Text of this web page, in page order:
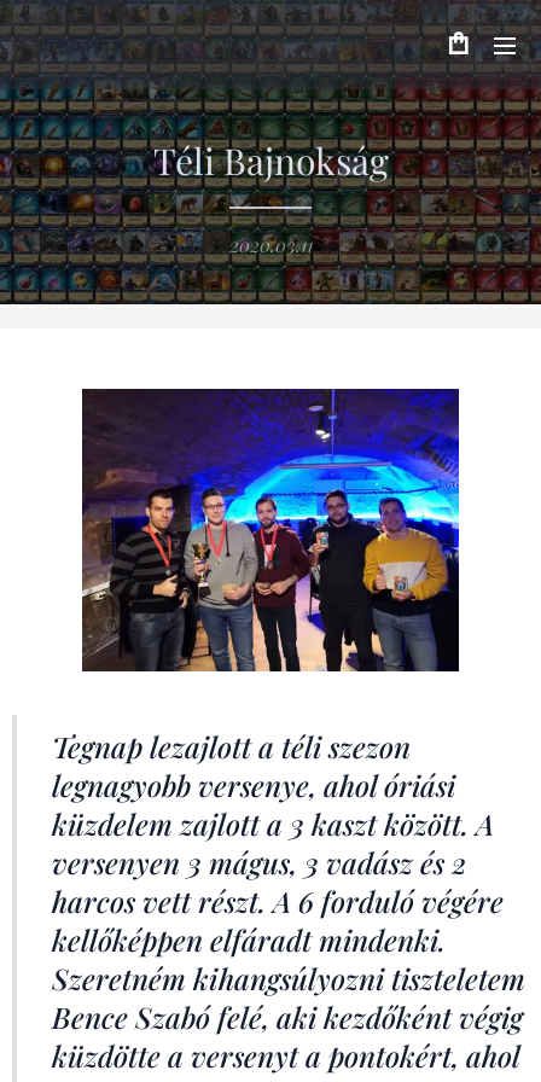
Téli Bajnokság
2020.03.11
Tegnap lezajlott a téli szezon
legnagyobb versenye, ahol óriási
küzdelem zajlott a 3 kaszt között. A
versenyen 3 mágus, 3 vadász és 2
harcos vett részt. A 6 forduló végére
kellőképpen elfáradt mindenki.
Szeretném kihangsúlyozni tiszteletem
Bence Szabó felé, aki kezdőként végig
küzdötte a versenyt a pontokért, ahol